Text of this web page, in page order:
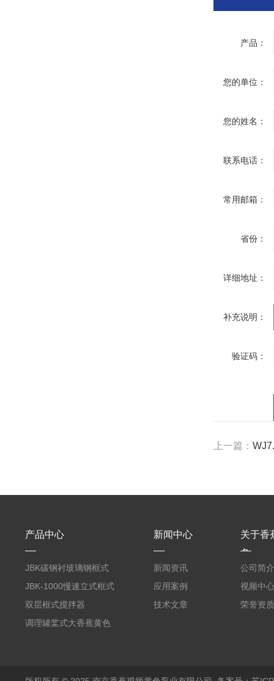
产品：
您的单位：
您的姓名：
联系电话：
常用邮箱：
省份：
详细地址：
补充说明：
验证码：
上一篇：
产品中心
JBK碳钢衬玻璃钢框式
大香蕉黄色电影
JBK-1000慢速立式框式
大香蕉黄色电影
双层框式搅拌器
调理罐桨式大香蕉黄色
新闻中心
新闻资讯
应用案例
技术文章
关于香
色
公司简介
视频中心
荣誉资质